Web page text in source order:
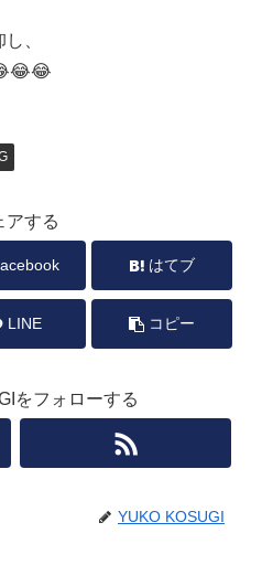
、
アする
はてブ
LINE コピー
をフォローする
YUKO KOSUGI